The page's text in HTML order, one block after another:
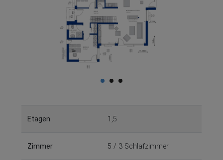
Etagen 1,5
Zimmer 5 / 3 Schlafzimmer